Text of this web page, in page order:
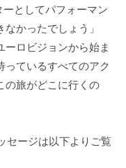
としてパフォーマン
かったでしょう」
ーロビジョンから始ま
っているすべてのアク
の旅がどこに行くの
セージは以下よりご覧